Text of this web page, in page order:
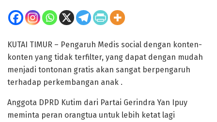
KUTAI TIMUR – Pengaruh Medis social dengan konten-
konten yang tidak terfilter, yang dapat dengan mudah
menjadi tontonan gratis akan sangat berpengaruh
terhadap perkembangan anak .
Anggota DPRD Kutim dari Partai Gerindra Yan Ipuy
meminta peran orangtua untuk lebih ketat lagi